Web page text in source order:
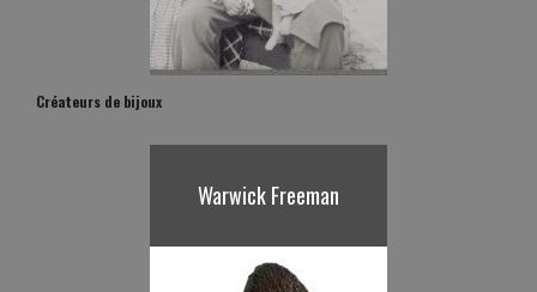
Créateurs de bijoux
Warwick Freeman